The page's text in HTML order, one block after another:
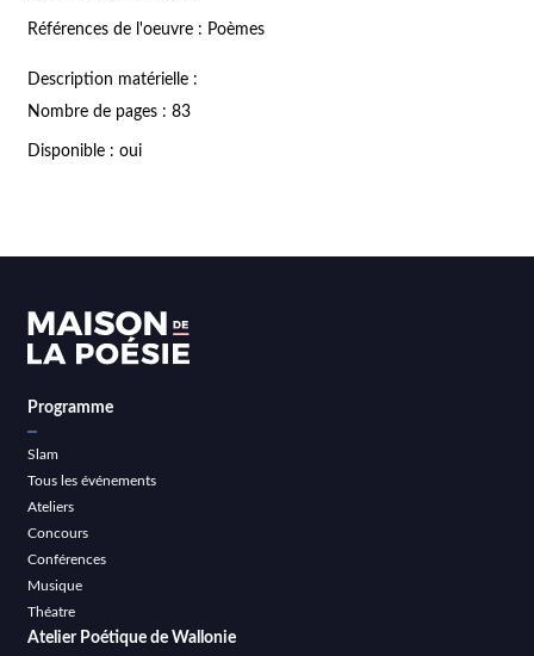
Références de l'oeuvre : Poèmes
Description matérielle :
Nombre de pages : 83
Disponible : oui
Programme
Slam
Tous les événements
Ateliers
Concours
Conférences
Musique
Théatre
Atelier Poétique de Wallonie